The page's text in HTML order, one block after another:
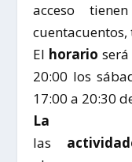
acceso
El horario
20:00 los
17:00 a 20:30
La
las